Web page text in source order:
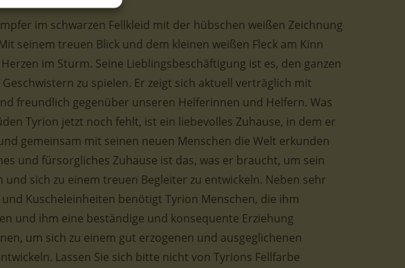
im schwarzen Fellkleid mit der hübschen weißen Zeichnung
seinem treuen Blick und dem kleinen weißen Fleck am Kinn
im Sturm. Seine Lieblingsbeschäftigung ist es, den ganzen
zu spielen. Er zeigt sich aktuell verträglich mit
freundlich gegenüber unseren Helferinnen und Helfern. Was
Tyrion jetzt noch fehlt, ist ein liebevolles Zuhause, in dem er
gemeinsam mit seinen neuen Menschen die Welt erkunden
und fürsorgliches Zuhause ist das, was er braucht, um sein
und sich zu einem treuen Begleiter zu entwickeln. Neben sehr
Kuscheleinheiten benötigt Tyrion Menschen, die ihm
und ihm eine beständige und konsequente Erziehung
um sich zu einem gut erzogenen und ausgeglichenen
Lassen Sie sich bitte nicht von Tyrions Fellfarbe